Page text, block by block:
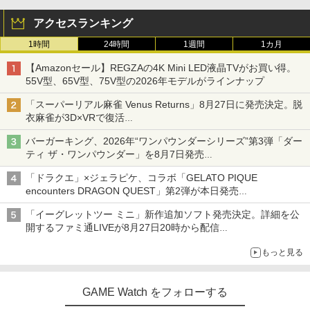
アクセスランキング
1時間 24時間 1週間 1カ月
【Amazonセール】REGZAの4K Mini LED液晶TVがお買い得。
55V型、65V型、75V型の2026年モデルがラインナップ
「スーパーリアル麻雀 Venus Returns」8月27日に発売決定。脱
衣麻雀が3D×VRで復活
発売から2週間は20%オフになるセールが実施
バーガーキング、2026年“ワンパウンダーシリーズ”第3弾「ダー
ティ ザ・ワンパウンダー」を8月7日発売
「特製ガーリックマヨソース」を使用した超大型チーズバーガー
「ドラクエ」×ジェラピケ、コラボ「GELATO PIQUE
encounters DRAGON QUEST」第2弾が本日発売
アイスカップに入ったスライムやわたぼう、ベビーサタンなどが
オリジナルアートで登場
「イーグレットツー ミニ」新作追加ソフト発売決定。詳細を公
開するファミ通LIVEが8月27日20時から配信
もっと見る
GAME Watch をフォローする